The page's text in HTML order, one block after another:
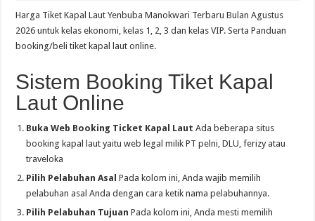
Harga Tiket Kapal Laut Yenbuba Manokwari Terbaru Bulan Agustus
2026 untuk kelas ekonomi, kelas 1, 2, 3 dan kelas VIP. Serta Panduan
booking/beli tiket kapal laut online.
Sistem Booking Tiket Kapal
Laut Online
Buka Web Booking Ticket Kapal Laut Ada beberapa situs
booking kapal laut yaitu web legal milik PT pelni, DLU, ferizy atau
traveloka
Pilih Pelabuhan Asal Pada kolom ini, Anda wajib memilih
pelabuhan asal Anda dengan cara ketik nama pelabuhannya.
Pilih Pelabuhan Tujuan Pada kolom ini, Anda mesti memilih